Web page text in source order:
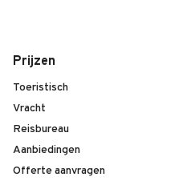
Prijzen
Toeristisch
Vracht
Reisbureau
Aanbiedingen
Offerte aanvragen